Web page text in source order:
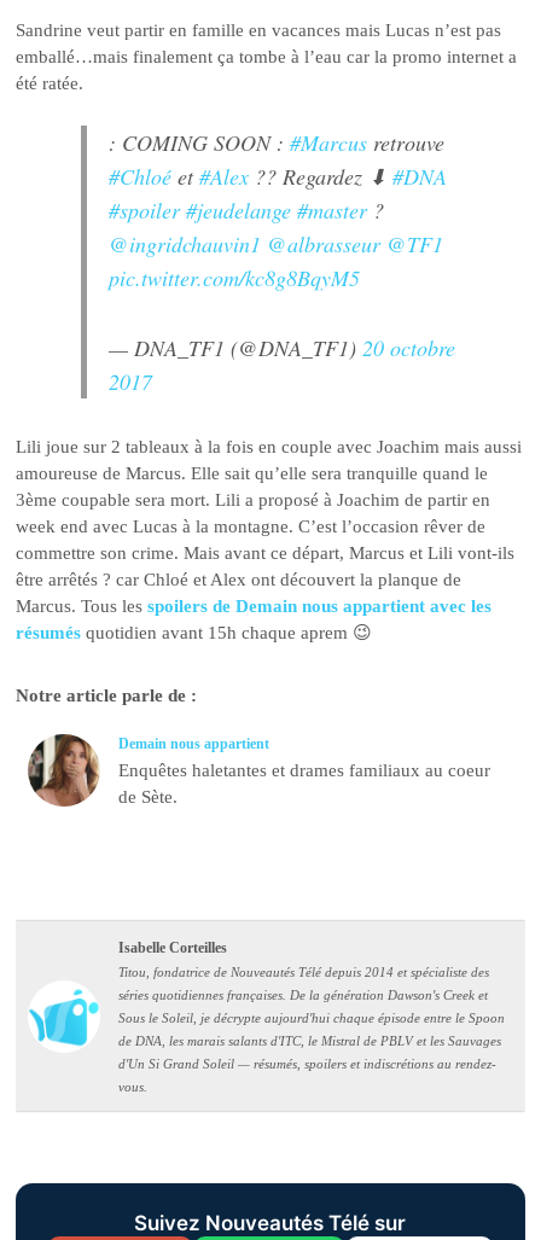
Sandrine veut partir en famille en vacances mais Lucas n’est pas
emballé…mais finalement ça tombe à l’eau car la promo internet a
été ratée.
: COMING SOON :#Marcus retrouve
#Chloé et#Alex ?? Regardez ⬇︎#DNA
#spoiler #jeudelange #master?
@ingridchauvin1 @albrasseur @TF1
pic.twitter.com/kc8g8BqyM5
— DNA_TF1 (@DNA_TF1) 20 octobre
2017
Lili joue sur 2 tableaux à la fois en couple avec Joachim mais aussi
amoureuse de Marcus. Elle sait qu’elle sera tranquille quand le
3ème coupable sera mort. Lili a proposé à Joachim de partir en
week end avec Lucas à la montagne. C’est l’occasion rêver de
commettre son crime. Mais avant ce départ, Marcus et Lili vont-ils
être arrêtés ? car Chloé et Alex ont découvert la planque de
Marcus. Tous lesspoilers de Demain nous appartient avec les
résumés quotidien avant 15h chaque aprem 😉
Notre article parle de :
Demain nous appartient
Enquêtes haletantes et drames familiaux au coeur
de Sète.
Isabelle Corteilles
Titou, fondatrice de Nouveautés Télé depuis 2014 et spécialiste des
séries quotidiennes françaises. De la génération Dawson's Creek et
Sous le Soleil, je décrypte aujourd'hui chaque épisode entre le Spoon
de DNA, les marais salants d'ITC, le Mistral de PBLV et les Sauvages
d'Un Si Grand Soleil — résumés, spoilers et indiscrétions au rendez-
vous.
Suivez Nouveautés Télé sur